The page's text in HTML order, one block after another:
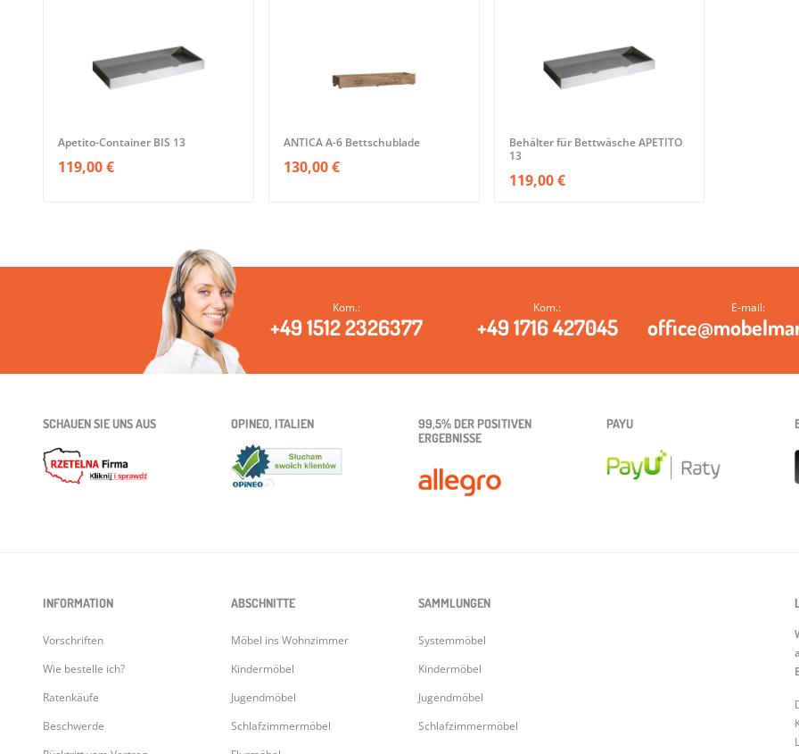
Apetito-Container BIS 13
119,00 €
ANTICA A-6 Bettschublade
130,00 €
Behälter für Bettwäsche APETITO
13
119,00 €
Kom.:
+49 1512 2326377
Kom.:
+49 1716 427045
E‑mail:
SCHAUEN SIE UNS AUS OPINEO, ITALIEN
99,5% DER POSITIVEN
ERGEBNISSE
PAYU
INFORMATION
Vorschriften
Wie bestelle ich?
Ratenkäufe
Beschwerde
ABSCHNITTE
Möbel ins Wohnzimmer
Kindermöbel
Jugendmöbel
Schlafzimmermöbel
SAMMLUNGEN
Systemmöbel
Kindermöbel
Jugendmöbel
Schlafzimmermöbel